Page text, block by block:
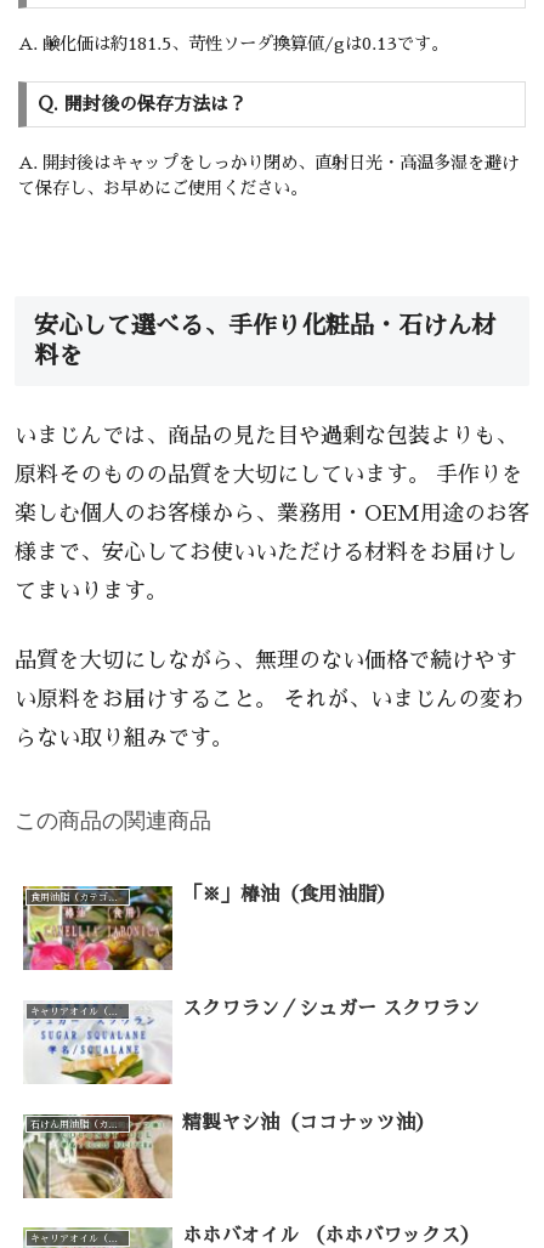
A. 鹸化価は約181.5、苛性ソーダ換算値/gは0.13です。
Q. 開封後の保存方法は？
A. 開封後はキャップをしっかり閉め、直射日光・高温多湿を避け
て保存し、お早めにご使用ください。
安心して選べる、手作り化粧品・石けん材
料を
いまじんでは、商品の見た目や過剰な包装よりも、
原料そのものの品質を大切にしています。 手作りを
楽しむ個人のお客様から、業務用・OEM用途のお客
様まで、安心してお使いいただける材料をお届けし
てまいります。
品質を大切にしながら、無理のない価格で続けやす
い原料をお届けすること。 それが、いまじんの変わ
らない取り組みです。
この商品の関連商品
食用油脂（カテゴリー一覧） 「※」椿油（食用油脂）
キャリアオイル（カテゴリー一覧） スクワラン／シュガー スクワラン
石けん用油脂（カテゴリー一覧） 精製ヤシ油（ココナッツ油）
ホホバオイル （ホホバワックス）